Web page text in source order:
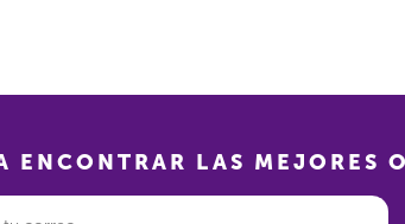
ENCONTRAR LAS MEJORES